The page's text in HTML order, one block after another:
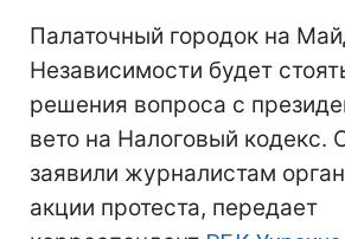
Палаточный городок на
Независимости будет
решения вопроса с
вето на Налоговый кодекс.
заявили журналистам
акции протеста, передает